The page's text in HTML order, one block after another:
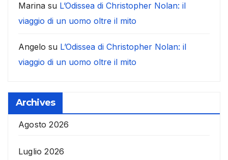
Marina su L’Odissea di Christopher Nolan: il
viaggio di un uomo oltre il mito
Angelo su L’Odissea di Christopher Nolan: il
viaggio di un uomo oltre il mito
Archives
Agosto 2026
Luglio 2026